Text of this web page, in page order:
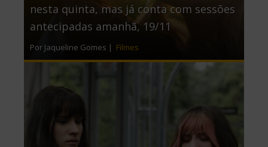
nesta quinta, mas já conta com sessões
antecipadas amanhã, 19/11
Por Jaqueline Gomes | Filmes